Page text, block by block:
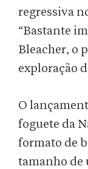
regressiva
“Bastante
Bleacher, o
exploração
O
foguete da
formato de
tamanho de